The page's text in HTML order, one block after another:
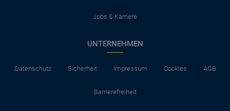
Jobs & Karriere
UNTERNEHMEN
Datenschutz Sicherheit Impressum Cookies AGB
Barrierefreiheit